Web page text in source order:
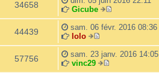
a
g
e
e
s
s
g
e
e
r
m
s
s
a
g
n
i
r
m
s
d
e
n
i
r
r
l
d
e
n
34658
Gicube
V
o
r
l
d
44439
sam. 06 févr. 2016 08:36
lolo
V
o
i
r
57756
sam. 23 janv. 2016 14:05
vinc29
V